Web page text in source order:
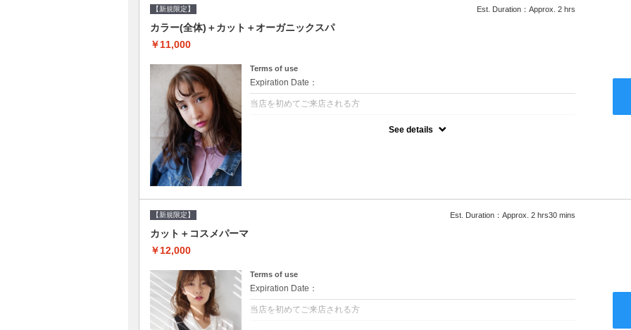
【新規限定】 Est. Duration：Approx. 2 hrs
カラー(全体)＋カット＋オーガニックスパ
￥11,000
Terms of use
Expiration Date：
当店を初めてご来店される方
See details
【新規限定】 Est. Duration：Approx. 2 hrs30 mins
カット＋コスメパーマ
￥12,000
Terms of use
Expiration Date：
当店を初めてご来店される方